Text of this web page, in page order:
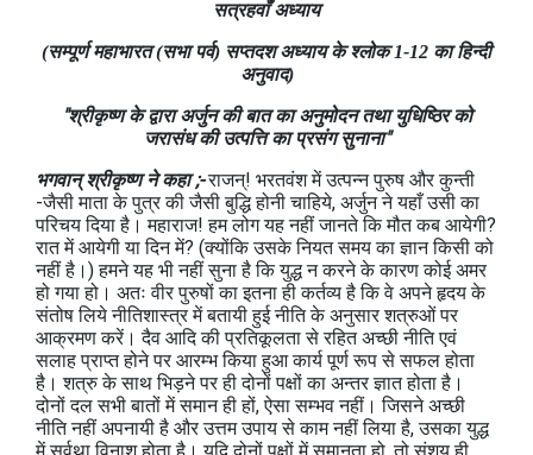
सत्रहवाँ अध्याय
(सम्पूर्ण महाभारत (सभा पर्व) सप्तदश अध्याय के श्लोक 1-12 का हिन्दी
अनुवाद)
"श्रीकृष्ण के द्वारा अर्जुन की बात का अनुमोदन तथा युधिष्ठिर को
जरासंध की उत्पत्ति का प्रसंग सुनाना"
भगवान् श्रीकृष्ण ने कहा ;-राजन्! भरतवंश में उत्पन्न पुरुष और कुन्ती
-जैसी माता के पुत्र की जैसी बुद्धि होनी चाहिये, अर्जुन ने यहाँ उसी का
परिचय दिया है। महाराज! हम लोग यह नहीं जानते कि मौत कब आयेगी?
रात में आयेगी या दिन में? (क्योंकि उसके नियत समय का ज्ञान किसी को
नहीं है।) हमने यह भी नहीं सुना है कि युद्ध न करने के कारण कोई अमर
हो गया हो। अतः वीर पुरुषों का इतना ही कर्तव्य है कि वे अपने हृदय के
संतोष लिये नीतिशास्त्र में बतायी हुई नीति के अनुसार शत्रुओं पर
आक्रमण करें। दैव आदि की प्रतिकूलता से रहित अच्छी नीति एवं
सलाह प्राप्त होने पर आरम्भ किया हुआ कार्य पूर्ण रूप से सफल होता
है। शत्रु के साथ भिड़ने पर ही दोनों पक्षों का अन्तर ज्ञात होता है।
दोनों दल सभी बातों में समान ही हों, ऐसा सम्भव नहीं। जिसने अच्छी
नीति नहीं अपनायी है और उत्तम उपाय से काम नहीं लिया है, उसका युद्ध